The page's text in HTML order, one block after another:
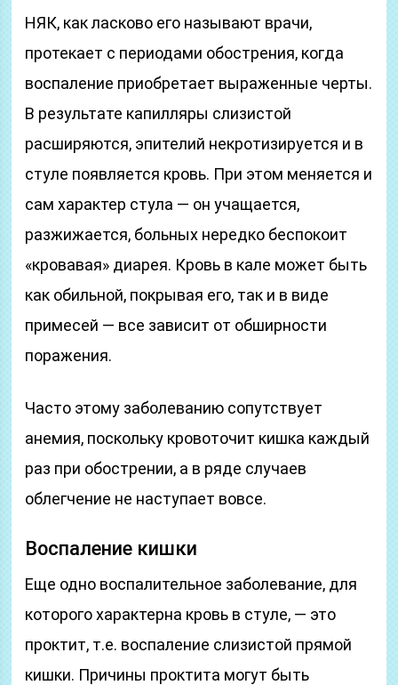
НЯК, как ласково его называют врачи,
протекает с периодами обострения, когда
воспаление приобретает выраженные черты.
В результате капилляры слизистой
расширяются, эпителий некротизируется и в
стуле появляется кровь. При этом меняется и
сам характер стула — он учащается,
разжижается, больных нередко беспокоит
«кровавая» диарея. Кровь в кале может быть
как обильной, покрывая его, так и в виде
примесей — все зависит от обширности
поражения.
Часто этому заболеванию сопутствует
анемия, поскольку кровоточит кишка каждый
раз при обострении, а в ряде случаев
облегчение не наступает вовсе.
Воспаление кишки
Еще одно воспалительное заболевание, для
которого характерна кровь в стуле, — это
проктит, т.е. воспаление слизистой прямой
кишки. Причины проктита могут быть